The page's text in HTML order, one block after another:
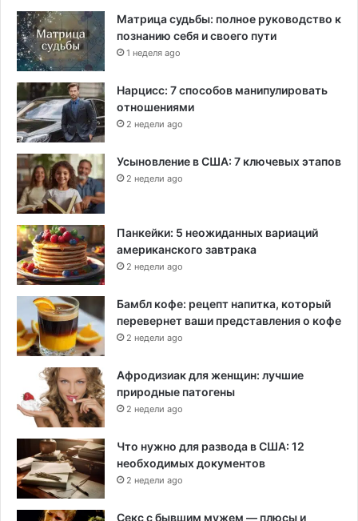
с
а
Матрица судьбы: полное руководство к
познанию себя и своего пути
1 неделя ago
Нарцисс: 7 способов манипулировать
отношениями
2 недели ago
Усыновление в США: 7 ключевых этапов
2 недели ago
Панкейки: 5 неожиданных вариаций
американского завтрака
2 недели ago
Бамбл кофе: рецепт напитка, который
перевернет ваши представления о кофе
2 недели ago
Афродизиак для женщин: лучшие
природные патогены
2 недели ago
Что нужно для развода в США: 12
необходимых документов
2 недели ago
Секс с бывшим мужем — плюсы и